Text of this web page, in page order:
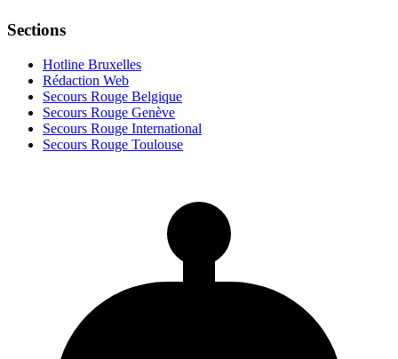
Sections
Hotline Bruxelles
Rédaction Web
Secours Rouge Belgique
Secours Rouge Genève
Secours Rouge International
Secours Rouge Toulouse